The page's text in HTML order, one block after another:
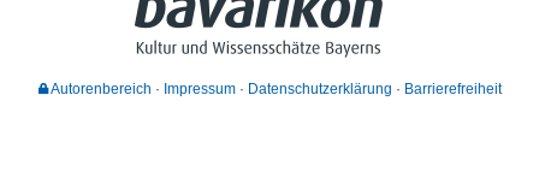
Autorenbereich Impressum Datenschutzerklärung Barrierefreiheit